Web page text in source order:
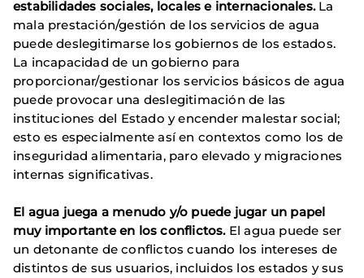
estabilidades sociales, locales e internacionales.La
mala prestación/gestión de los servicios de agua
puede deslegitimarse los gobiernos de los estados.
La incapacidad de un gobierno para
proporcionar/gestionar los servicios básicos de agua
puede provocar una deslegitimación de las
instituciones del Estado y encender malestar social;
esto es especialmente así en contextos como los de
inseguridad alimentaria, paro elevado y migraciones
internas significativas.
El agua juega a menudo y/o puede jugar un papel
muy importante en los conflictos. El agua puede ser
un detonante de conflictos cuando los intereses de
distintos de sus usuarios, incluidos los estados y sus